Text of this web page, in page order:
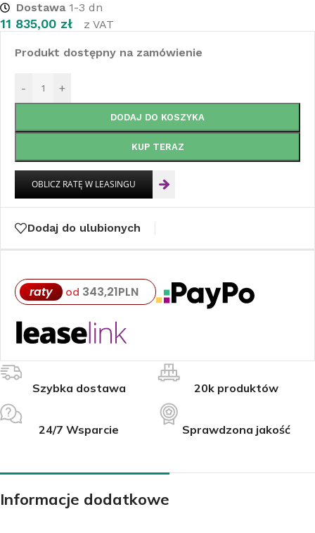
Dostawa1-3 dn
11 835,00 zł z VAT
Produkt dostępny na zamówienie
- +
DODAJ DO KOSZYKA
KUP TERAZ
Dodaj do ulubionych
raty od 343,21PLN
Szybka dostawa 20k produktów
24/7 Wsparcie Sprawdzona jakość
Informacje dodatkowe